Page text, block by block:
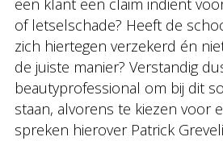
of letselschade? Heeft de
zich hiertegen verzekerd én
de juiste manier? Verstandig
beautyprofessional om bij dit
staan, alvorens te kiezen voor
spreken hierover Patrick